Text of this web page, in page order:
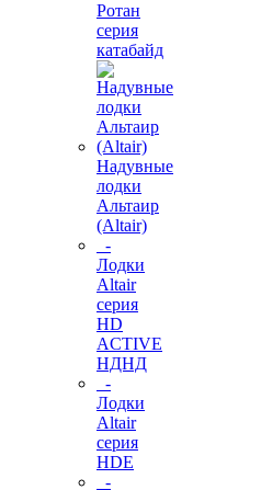
Ротан
серия
катабайд
Надувные
лодки
Альтаир
(Altair)
-
Лодки
Altair
серия
HD
ACTIVE
НДНД
-
Лодки
Altair
серия
HDE
-